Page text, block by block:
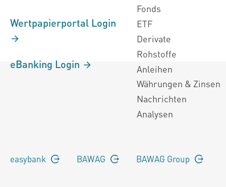
Wertpapierportal Login
eBanking Login
Fonds
ETF
Derivate
Rohstoffe
Anleihen
Währungen & Zinsen
Nachrichten
Analysen
easybank BAWAG BAWAG Group